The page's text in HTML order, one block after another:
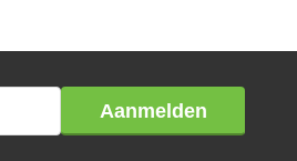
Aanmelden